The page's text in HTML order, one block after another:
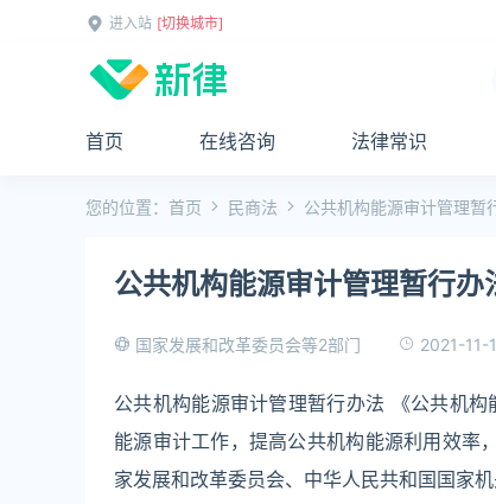
进入站 [切换城市]
首页 在线咨询 法律常识
您的位置： 首页 民商法 公共机构能源审计管理暂
公共机构能源审计管理暂行办
国家发展和改革委员会等2部门 2021-11-
公共机构能源审计管理暂行办法 《公共机
能源审计工作，提高公共机构能源利用效率
家发展和改革委员会、中华人民共和国国家